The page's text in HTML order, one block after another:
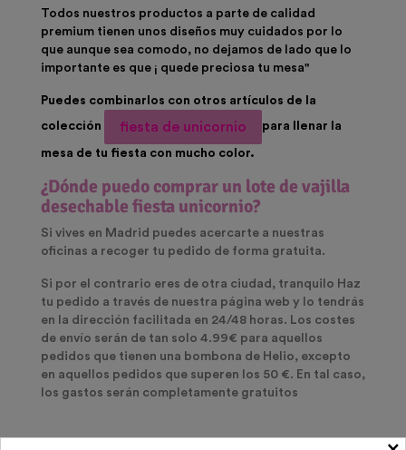
Todos nuestros productos a parte de calidad
premium tienen unos diseños muy cuidados por lo
que aunque sea comodo, no dejamos de lado que lo
importante es que ¡ quede preciosa tu mesa"
Puedes combinarlos con otros artículos de la
colección fiesta de unicornio para llenar la
mesa de tu fiesta con mucho color.
¿Dónde puedo comprar un lote de vajilla
desechable fiesta unicornio?
Si vives en Madrid puedes acercarte a nuestras
oficinas a recoger tu pedido de forma gratuita.
Si por el contrario eres de otra ciudad, tranquilo Haz
tu pedido a través de nuestra página web y lo tendrás
en la dirección facilitada en 24/48 horas. Los costes
de envío serán de tan solo 4.99€ para aquellos
pedidos que tienen una bombona de Helio, excepto
en aquellos pedidos que superen los 50 €. En tal caso,
los gastos serán completamente gratuitos